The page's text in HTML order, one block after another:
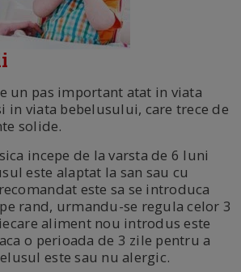
un pas important atat in viata
in viata bebelusului, care trece de
solide.
incepe de la varsta de 6 luni
este alaptat la san sau cu
este sa se introduca
rand, urmandu-se regula celor 3
aliment nou introdus este
o perioada de 3 zile pentru a
este sau nu alergic.